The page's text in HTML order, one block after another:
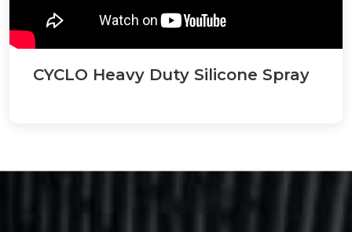
CYCLO Heavy Duty Silicone Spray